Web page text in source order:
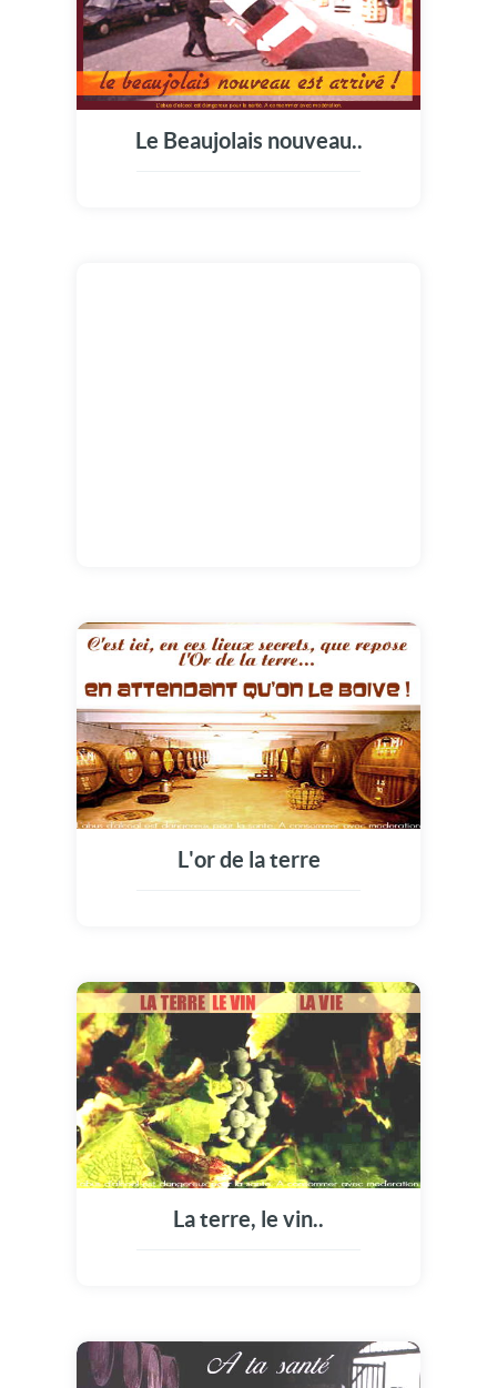
Le Beaujolais nouveau..
L'or de la terre
La terre, le vin..